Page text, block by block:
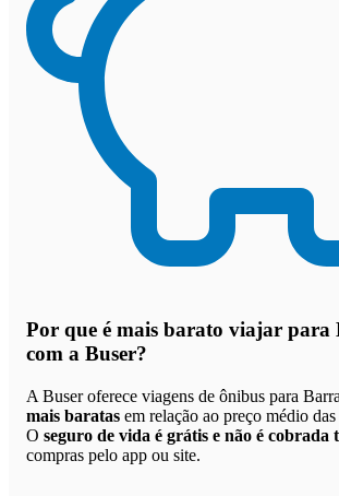
Por que é mais barato viajar
com a Buser?
A Buser oferece viagens de ônibus para
mais baratas em relação ao preço médio
O seguro de vida é grátis e não é cobrada
compras pelo app ou site.